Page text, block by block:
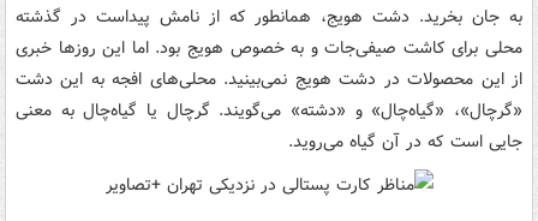
به جان بخرید. دشت هویج، همانطور که از نامش پیداست در گذشته
محلی برای کاشت صیفی‌جات و به خصوص هویج بود. اما این روزها خبری
از این محصولات در دشت هویج نمی‌بینید. محلی‌های افجه به این دشت
«گرچال»، «گیاه‌چال» و «دشته» می‌گویند. گرچال یا گیاه‌چال به معنی
جایی است که در آن گیاه می‌روید.